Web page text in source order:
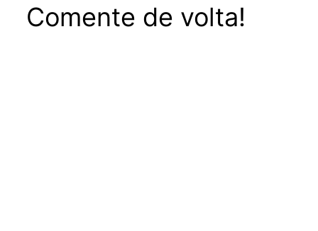
Comente de volta!